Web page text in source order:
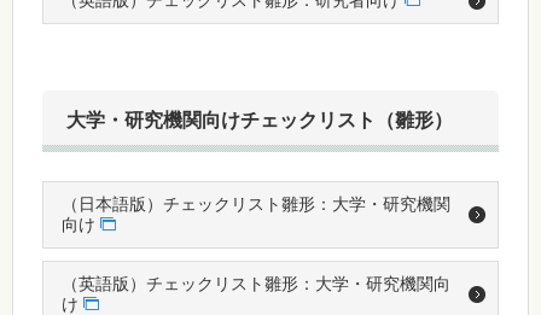
大学・研究機関向けチェックリスト（雛形）
（日本語版）チェックリスト雛形：大学・研究機関
向け
（英語版）チェックリスト雛形：大学・研究機関向
け